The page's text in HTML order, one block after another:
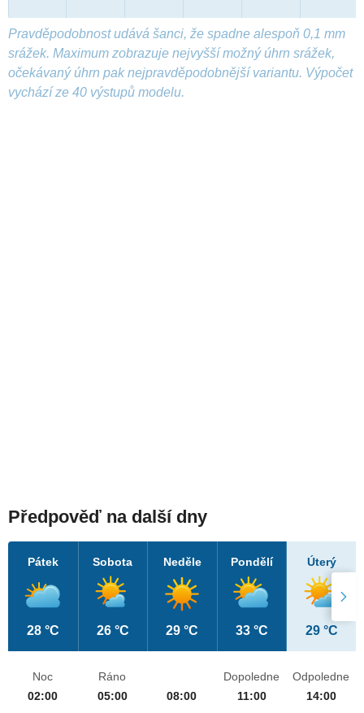
Pravděpodobnost udává šanci, že spadne alespoň 0,1 mm
srážek. Maximum zobrazuje nejvyšší možný úhrn srážek,
očekávaný úhrn pak nejpravděpodobnější variantu. Výpočet
vychází ze 40 výstupů modelu.
Předpověď na další dny
Pátek
28 °C
Sobota
26 °C
Neděle
29 °C
Pondělí
33 °C
Úterý
29 °C
Noc
02:00
Ráno
05:00
08:00
Dopoledne
11:00
Odpoledne
14:00